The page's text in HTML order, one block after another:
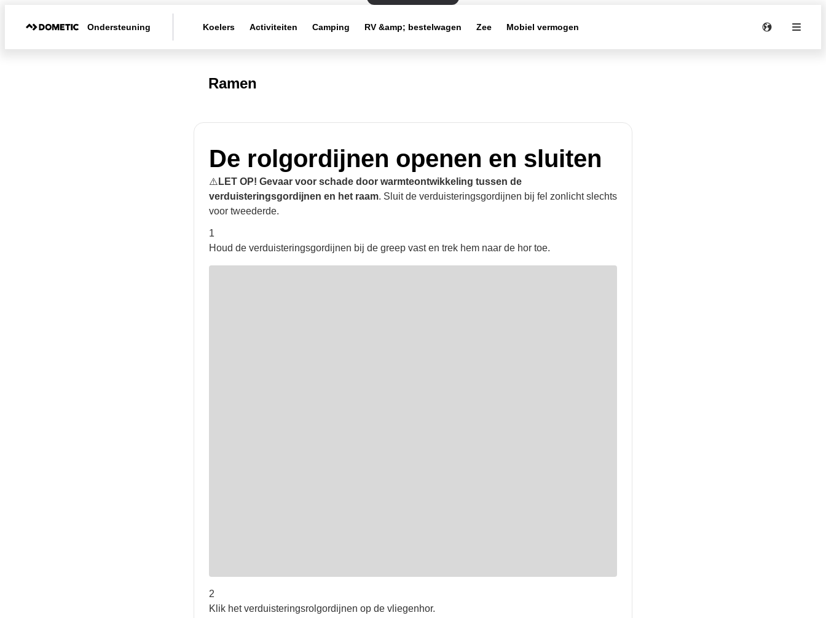
Ondersteuning Koelers Activiteiten Camping RV &amp; bestelwagen Zee Mobiel vermogen
Ramen
De rolgordijnen openen en sluiten
⚠️ LET OP! Gevaar voor schade door warmteontwikkeling tussen de
verduisteringsgordijnen en het raam. Sluit de verduisteringsgordijnen bij fel zonlicht slechts
voor tweederde.
1
Houd de verduisteringsgordijnen bij de greep vast en trek hem naar de hor toe.
2
Klik het verduisteringsrolgordijnen op de vliegenhor.